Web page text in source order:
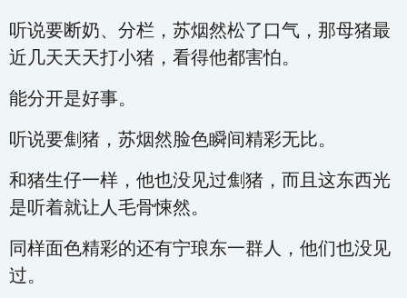
听说要断奶、分栏，苏烟然松了口气，那母猪最
近几天天天打小猪，看得他都害怕。
能分开是好事。
听说要劁猪，苏烟然脸色瞬间精彩无比。
和猪生仔一样，他也没见过劁猪，而且这东西光
是听着就让人毛骨悚然。
同样面色精彩的还有宁琅东一群人，他们也没见
过。